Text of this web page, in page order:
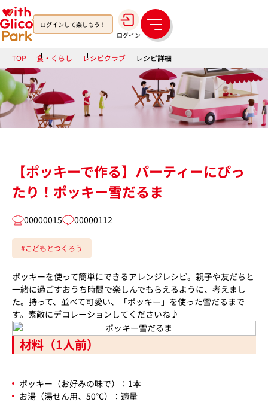
ログインして楽しもう！
ログイン
メ
ニ
ュ
ー
TOP 食・くらし レシピクラブ レシピ詳細
【ポッキーで作る】パーティーにぴっ
たり！ポッキー雪だるま
00000015 00000112
#こどもとつくろう
ポッキーを使って簡単にできるアレンジレシピ。親子や友だちと
一緒に過ごすおうち時間で楽しんでもらえるように、考えまし
た。持って、並べて可愛い、「ポッキー」を使った雪だるまで
す。素敵にデコレーションしてくださいね♪
材料（1人前）
ポッキー（お好みの味で）：1本
お湯（湯せん用、50℃）：適量